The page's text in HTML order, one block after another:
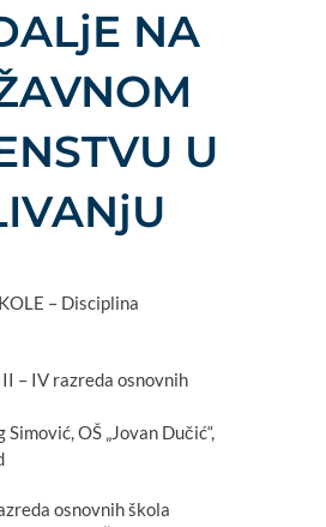
NA
U
– Disciplina
– IV razreda osnovnih
OŠ „Jovan Dučić“,
osnovnih škola